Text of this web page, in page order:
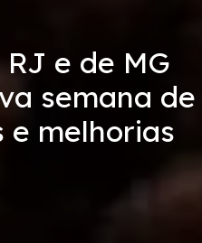
e de MG
semana de
e melhorias